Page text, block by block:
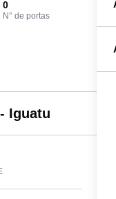
0
N° de portas
Iguatu